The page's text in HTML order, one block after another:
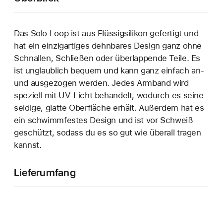
Das Solo Loop ist aus Flüssigsilikon gefertigt und
hat ein einzigartiges dehn­bares Design ganz ohne
Schnallen, Schließen oder überlappende Teile. Es
ist unglaublich bequem und kann ganz einfach an‑
und ausgezogen werden. Jedes Armband wird
speziell mit UV-Licht behandelt, wodurch es seine
seidige, glatte Oberfläche erhält. Außerdem hat es
ein schwimmfestes Design und ist vor Schweiß
geschützt, sodass du es so gut wie überall tragen
kannst.
Lieferumfang